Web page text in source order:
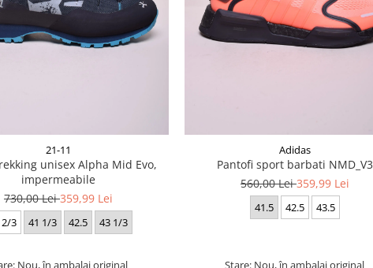
21-11
unisex Alpha Mid Evo,
impermeabile
730,00 Lei359,99 Lei
2/3 41 1/3 42.5 43 1/3
Adidas
Pantofi sport barbati NMD_V3
560,00 Lei359,99 Lei
41.5 42.5 43.5